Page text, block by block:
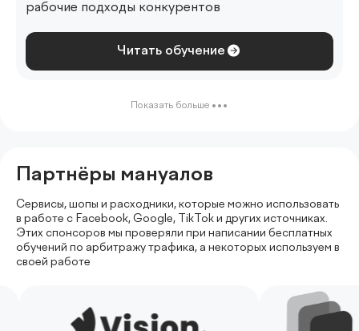
рабочие подходы конкурентов
Читать обучение
Показать больше
Партнёры мануалов
Сервисы, шопы и расходники, которые можно использовать
в работе с Facebook, Google, TikTok и других источниках.
Этих спонсоров мы проверяли при написании бесплатных
обучений по арбитражу трафика, а некоторых используем в
своей работе